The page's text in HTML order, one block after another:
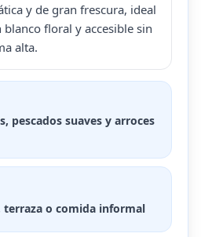
y de gran frescura, ideal
floral y accesible sin
alta.
pescados suaves y arroces
o comida informal